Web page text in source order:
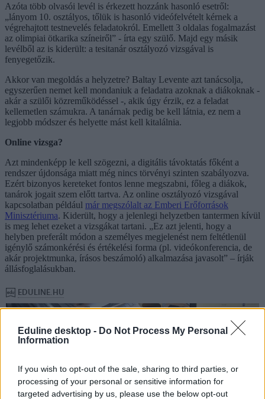
Eduline desktop - Do Not Process My Personal
Information
If you wish to opt-out of the sale, sharing to third parties, or
processing of your personal or sensitive information for
targeted advertising by us, please use the below opt-out
Azóta több olvasói levél is érkezett hozzánk hasonló esetről:
„lányom 10. osztályos, tőlük is hasonló videófelvételt kérnek a
végrehajtott testnevelés feladatokról. Emellett 3 oldalas fogalmazást
az olimpiai ötkarika színeiről” - írta egy szülő. Majd egy másik
levélből az is kiderült: a tesitanár osztályozó vizsgával is
fenyegetőzik.
Akkor van megoldás a helyzetre? Baltay Levente azt tanácsolja,
egyszerűen nemet kell mondaniuk a feladatra azoknak a diákoknak -
akár a szülői közreműködéssel -, akik úgy érzik, ez a feladat
kellemetlen számukra. A tanárnak pedig be kell látnia, ez nem a
legjobb módszer és helyette mást kell kitalálnia.
Online vizsga?
Azt mindenképp le kell szögezni, a digitális távoktatás főként a
rendszer újdonsága miatt még nincs törvényi szinten szabályozva.
Ezért bizonyos kereteket fontos lenne megszabni, főleg a diákok,
tanárok jogait szem előtt tartva. Az online osztályozó vizsgával
kapcsolatban például már megszólalt az Emberi Erőforrások
Minisztériuma. Kiderült, hogy a jelenlegi helyzetben tantermen kívül
is meg lehet ezeket a vizsgákat tartani. „Ez azt jelenti, hogy a
helyben preferált módon a személyes megjelenést nem feltétlenül
igénylő számonkérési és értékelési forma (pl. videókonferencia, de
akár projektmunka, írásos beszámoló) alkalmazása javasolt” – írják
állásfoglalásukban.